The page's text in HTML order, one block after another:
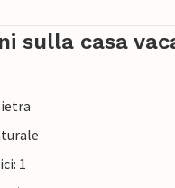
sulla casa
1